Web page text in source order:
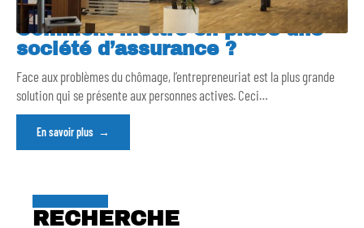
Comment mettre en place une
société d’assurance ?
Face aux problèmes du chômage, l’entrepreneuriat est la plus grande
solution qui se présente aux personnes actives. Ceci…
En savoir plus
RECHERCHE